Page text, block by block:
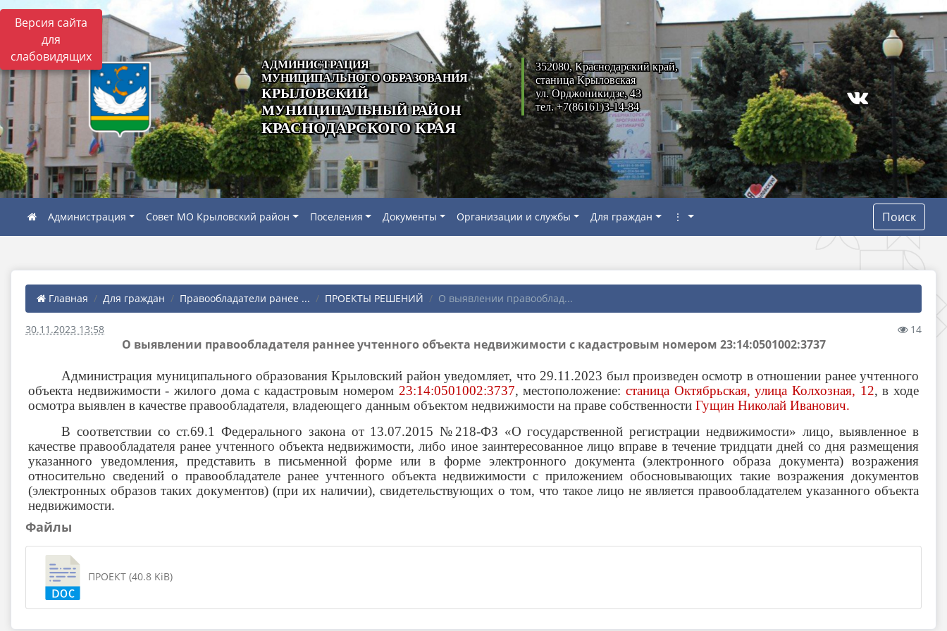
Версия сайта
для
слабовидящих
АДМИНИСТРАЦИЯ
МУНИЦИПАЛЬНОГО ОБРАЗОВАНИЯ
КРЫЛОВСКИЙ
МУНИЦИПАЛЬНЫЙ РАЙОН
КРАСНОДАРСКОГО КРАЯ
352080, Краснодарский край,
станица Крыловская
ул. Орджоникидзе, 43
тел. +7(86161)3-14-84
Администрация Совет МО Крыловский район Поселения Документы Организации и службы Для граждан ⋮ Поиск
Главная Для граждан Правообладатели ранее ... ПРОЕКТЫ РЕШЕНИЙ О выявлении правооблад...
30.11.2023 13:58 14
О выявлении правообладателя раннее учтенного объекта недвижимости с кадастровым номером 23:14:0501002:3737
Администрация муниципального образования Крыловский район уведомляет, что 29.11.2023 был произведен осмотр в отношении ранее учтенного
объекта недвижимости - жилого дома с кадастровым номером 23:14:0501002:3737, местоположение: станица Октябрьская, улица Колхозная, 12,в ходе
осмотра выявлен в качестве правообладателя, владеющего данным объектом недвижимости на праве собственности Гущин Николай Иванович.
В соответствии со ст.69.1 Федерального закона от 13.07.2015 №218-ФЗ «О государственной регистрации недвижимости» лицо, выявленное в
качестве правообладателя ранее учтенного объекта недвижимости, либо иное заинтересованное лицо вправе в течение тридцати дней со дня размещения
указанного уведомления, представить в письменной форме или в форме электронного документа (электронного образа документа) возражения
относительно сведений о правообладателе ранее учтенного объекта недвижимости с приложением обосновывающих такие возражения документов
(электронных образов таких документов) (при их наличии), свидетельствующих о том, что такое лицо не является правообладателем указанного объекта
недвижимости.
Файлы
ПРОЕКТ (40.8 KiB)